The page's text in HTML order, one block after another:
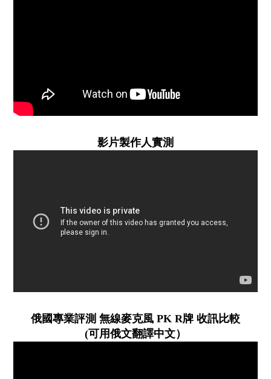
影片製作人實測
俄國專業評測 無線麥克風 PK R牌 收訊比較
(可用俄文翻譯中文）